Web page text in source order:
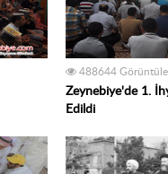
488644
Zeynebiye'de 1.
Edildi